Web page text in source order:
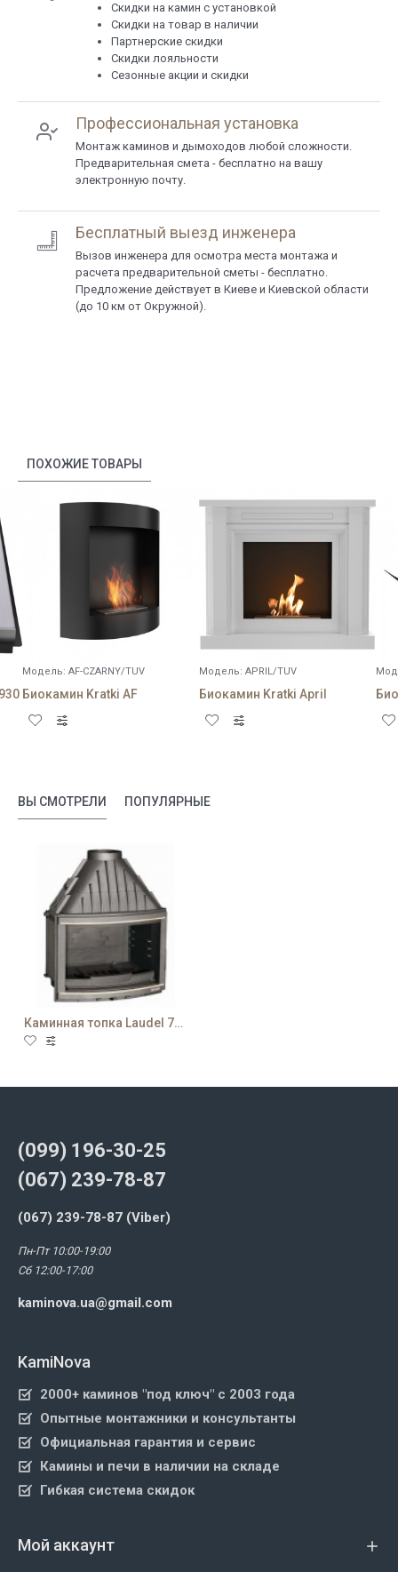
Cкидки на камин с установкой
Скидки на товар в наличии
Партнерские скидки
Скидки лояльности
Сезонные акции и скидки
Профессиональная установка
Монтаж каминов и дымоходов любой сложности.
Предварительная смета - бесплатно на вашу
электронную почту.
Бесплатный выезд инженера
Вызов инженера для осмотра места монтажа и
расчета предварительной сметы - бесплатно.
Предложение действует в Киеве и Киевской области
(до 10 км от Окружной).
ПОХОЖИЕ ТОВАРЫ
Модель: AF-CZARNY/TUV
Биокамин Kratki AF
Модель: APRIL/TUV
Биокамин Kratki April
ВЫ СМОТРЕЛИ ПОПУЛЯРНЫЕ
Каминная топка Laudel 700 Panoramique с шибером
(099) 196-30-25
(067) 239-78-87
(067) 239-78-87 (Viber)
Пн-Пт 10:00-19:00
Сб 12:00-17:00
kaminova.ua@gmail.com
KamiNova
2000+ каминов "под ключ" с 2003 года
Опытные монтажники и консультанты
Официальная гарантия и сервис
Камины и печи в наличии на складе
Гибкая система скидок
Мой аккаунт